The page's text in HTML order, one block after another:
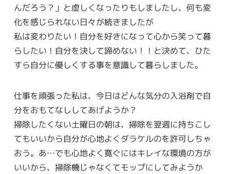
んだろう？」と虚しくなったりもしましたし、何も変
化を感じられない日々が続きましたが
私は変わりたい！自分を好きになって心から笑って暮
らしたい！自分を決して諦めない！！と決めて、ひた
すら自分に優しくする事を意識して暮らしました。
仕事を頑張った私は、今日はどんな気分の入浴剤で自
分をおもてなししてあげようか？
掃除したくない土曜日の朝は、掃除を翌週に持ちこし
てもいいから自分が心地よくダラケルのを許可しちゃ
おう。あ…でも心地よく寛ぐにはキレイな環境の方が
いいから、掃除機じゃなくてモップにしてみようか